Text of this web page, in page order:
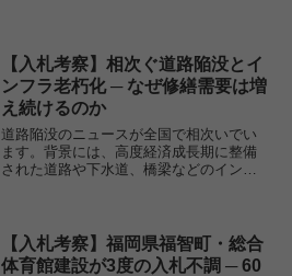
浮き彫りになりました。今後...
【入札考察】相次ぐ道路陥没とイ
ンフラ老朽化 ─ なぜ修繕需要は増
え続けるのか
道路陥没のニュースが全国で相次いでい
ます。背景には、高度経済成長期に整備
された道路や下水道、橋梁などのインフ
技術職員不足、維持管理予...
【入札考察】福岡県福智町・総合
体育館建設が3度の入札不調 ─ 60